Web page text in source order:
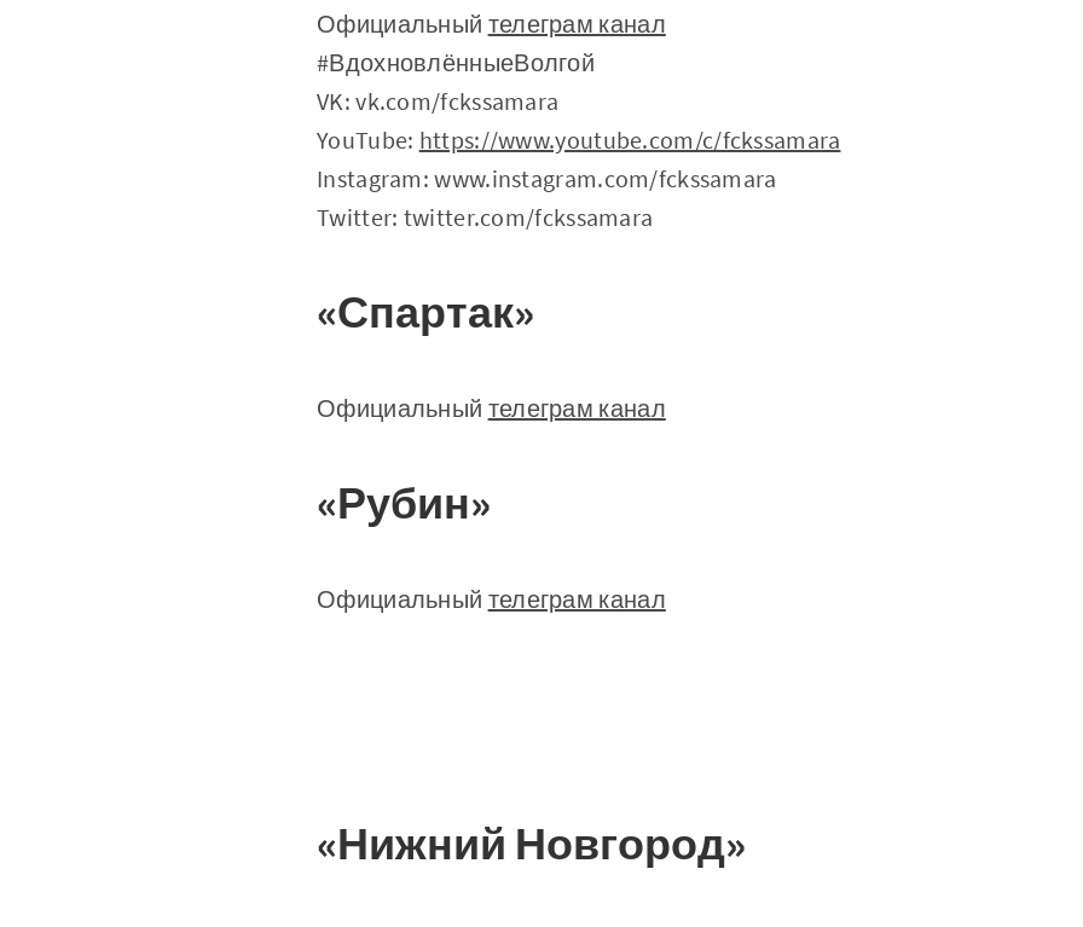
Официальный телеграм канал
#ВдохновлённыеВолгой
VK: vk.com/fckssamara
YouTube: https://www.youtube.com/c/fckssamara
Instagram: www.instagram.com/fckssamara
Twitter: twitter.com/fckssamara
«Спартак»
Официальный телеграм канал
«Рубин»
Официальный телеграм канал
«Нижний Новгород»